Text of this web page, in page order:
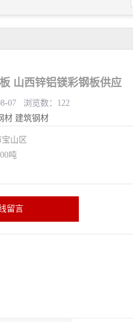
山西锌铝镁彩钢板供应
07 浏览数：122
材 建筑钢材
宝山区
吨
留言